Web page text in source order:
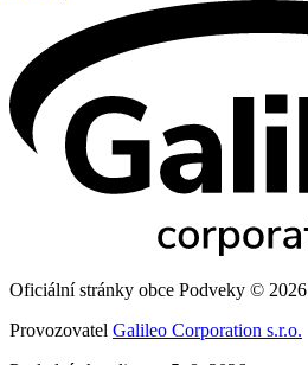
Oficiální stránky obce Podveky © 2026
Provozovatel Galileo Corporation s.r.o.